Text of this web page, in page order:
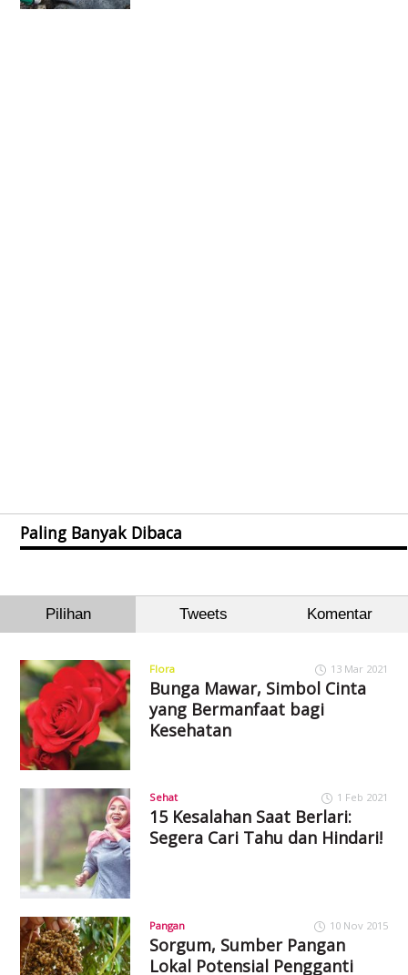
Paling Banyak Dibaca
Pilihan Tweets Komentar
Flora 13 Mar 2021
Bunga Mawar, Simbol Cinta
yang Bermanfaat bagi
Kesehatan
Sehat 1 Feb 2021
15 Kesalahan Saat Berlari:
Segera Cari Tahu dan Hindari!
Pangan 10 Nov 2015
Sorgum, Sumber Pangan
Lokal Potensial Pengganti